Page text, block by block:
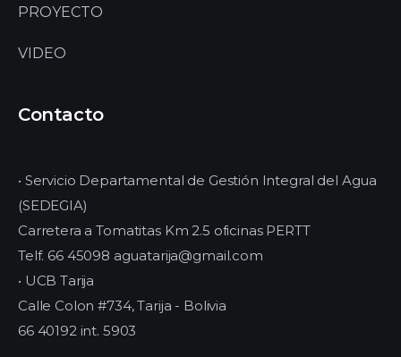
PROYECTO
VIDEO
Contacto
• Servicio Departamental de Gestión Integral del Agua
(SEDEGIA)
Carretera a Tomatitas Km 2.5 oficinas PERTT
Telf. 66 45098 aguatarija@gmail.com
• UCB Tarija
Calle Colon #734, Tarija - Bolivia
66 40192 int. 5903